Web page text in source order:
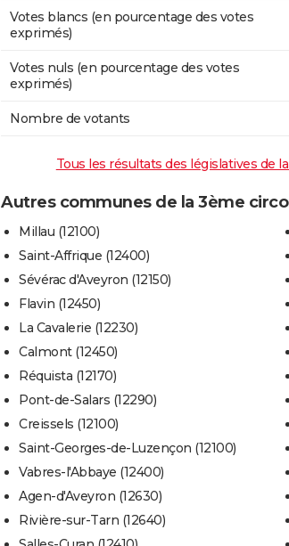
Votes blancs (en pourcentage des votes
exprimés)
Votes nuls (en pourcentage des votes
exprimés)
Nombre de votants
Tous les résultats des législatives de
Autres communes de la 3ème
Millau (12100)
Saint-Affrique (12400)
Sévérac d'Aveyron (12150)
Flavin (12450)
La Cavalerie (12230)
Calmont (12450)
Réquista (12170)
Pont-de-Salars (12290)
Creissels (12100)
Saint-Georges-de-Luzençon (12100)
Vabres-l'Abbaye (12400)
Agen-d'Aveyron (12630)
Rivière-sur-Tarn (12640)